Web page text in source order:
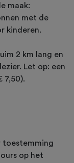
maak:
met de
kinderen.
2 km lang en
Let op: een
7,50).
toestemming
op het